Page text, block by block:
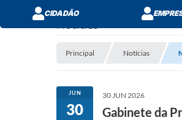
CIDADÃO
Principal Notícias
JUN
30
30 JUN 2026
Gabinete da